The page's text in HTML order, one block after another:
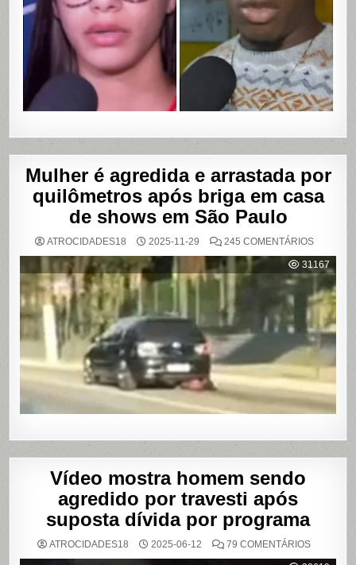
DE
VÍDEOS
ÍNTIMOS
EM
BAHIA
Mulher é agredida e arrastada por
quilômetros após briga em casa
de shows em São Paulo
ATROCIDADES18 2025-11-29 245 COMENTÁRIOSEM
É
E
POR
APÓS
BRIGA
EM
CASA
SHOWS
SÃO
PAULO
31167
Vídeo mostra homem sendo
agredido por travesti após
suposta dívida por programa
ATROCIDADES18 2025-06-12 79 COMENTÁRIOSEM